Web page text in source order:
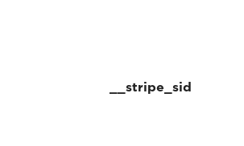
__stripe_sid